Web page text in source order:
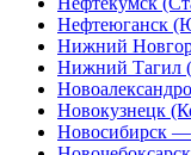
Нефтеюганск
Нижний
Нижний Тагил
Новокузнецк
Новосибирск